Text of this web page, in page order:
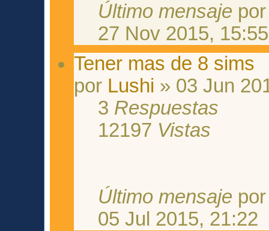
Último mensaje
27 Nov 2015, 15:55
Tener mas de 8 sims
por Lushi » 03 Jun
3 Respuestas
12197 Vistas
Último mensaje
05 Jul 2015, 21:22